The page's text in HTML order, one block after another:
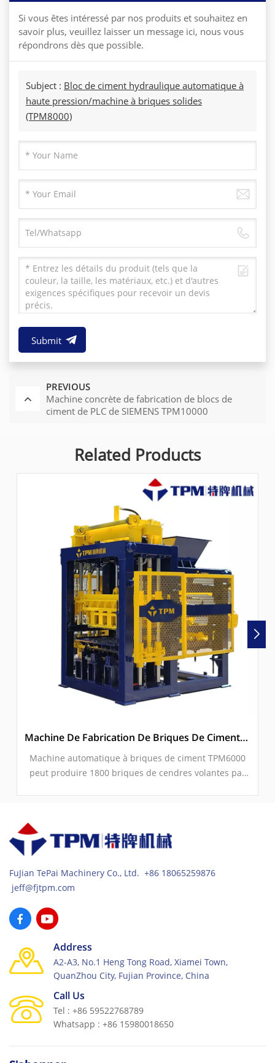
Si vous êtes intéressé par nos produits et souhaitez en
savoir plus, veuillez laisser un message ici, nous vous
répondrons dès que possible.
Subject : Bloc de ciment hydraulique automatique à
haute pression/machine à briques solides
(TPM8000)
Submit
PREVIOUS
Machine concrète de fabrication de blocs de
ciment de PLC de SIEMENS TPM10000
Related Products
Machine De Fabrication De Briques De Ciment/cendres Volantes Entièrement Automatique À Vendre (TPM6000)
Machine automatique à briques de ciment TPM6000
peut produire 1800 briques de cendres volantes par
FuJian TePai Machinery Co., Ltd. +86 18065259876
jeff@fjtpm.com
Address
A2-A3, No.1 Heng Tong Road, Xiamei Town,
QuanZhou City, Fujian Province, China
Call Us
Tel : +86 59522768789
Whatsapp : +86 15980018650